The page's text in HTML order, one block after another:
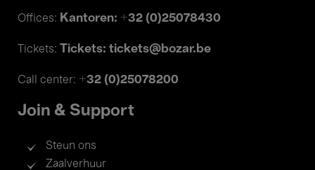
Offices: Kantoren: +32 (0)25078430
Tickets: Tickets: tickets@bozar.be
Call center: +32 (0)25078200
Join & Support
Steun ons
Zaalverhuur